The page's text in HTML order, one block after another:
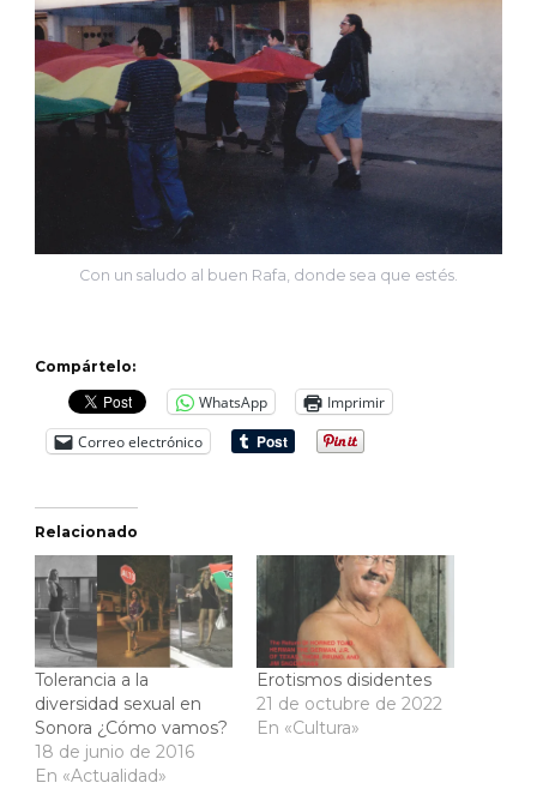
Con un saludo al buen Rafa, donde sea que estés.
Compártelo:
WhatsApp
Imprimir
Correo electrónico
Relacionado
Tolerancia a la
diversidad sexual en
Sonora ¿Cómo vamos?
18 de junio de 2016
En «Actualidad»
Erotismos disidentes
21 de octubre de 2022
En «Cultura»